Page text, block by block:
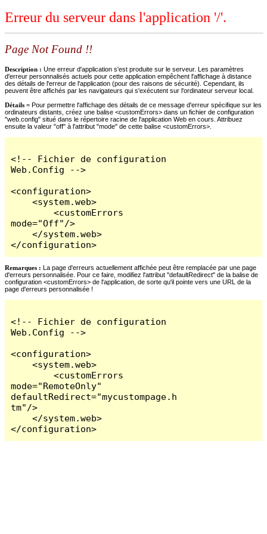
Erreur du serveur dans l'application '/'.
Page Not Found !!
Description : Une erreur d'application s'est produite sur le serveur. Les paramètres
d'erreur personnalisés actuels pour cette application empêchent l'affichage à distance
des détails de l'erreur de l'application (pour des raisons de sécurité). Cependant, ils
peuvent être affichés par les navigateurs qui s'exécutent sur l'ordinateur serveur local.
Détails = Pour permettre l'affichage des détails de ce message d'erreur spécifique sur les
ordinateurs distants, créez une balise <customErrors> dans un fichier de configuration
"web.config" situé dans le répertoire racine de l'application Web en cours. Attribuez
ensuite la valeur "off" à l'attribut "mode" de cette balise <customErrors>.
<!-- Fichier de configuration
Web.Config -->
<configuration>
    <system.web>
        <customErrors
mode="Off"/>
    </system.web>
</configuration>
Remarques : La page d'erreurs actuellement affichée peut être remplacée par une page
d'erreurs personnalisée. Pour ce faire, modifiez l'attribut "defaultRedirect" de la balise de
configuration <customErrors> de l'application, de sorte qu'il pointe vers une URL de la
page d'erreurs personnalisée !
<!-- Fichier de configuration
Web.Config -->
<configuration>
    <system.web>
        <customErrors
mode="RemoteOnly"
defaultRedirect="mycustompage.h
tm"/>
    </system.web>
</configuration>